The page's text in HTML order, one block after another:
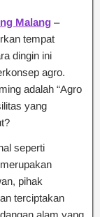
Malang –
tempat
dingin ini
agro.
adalah “Agro
yang
seperti
pihak
terciptakan
alam yang